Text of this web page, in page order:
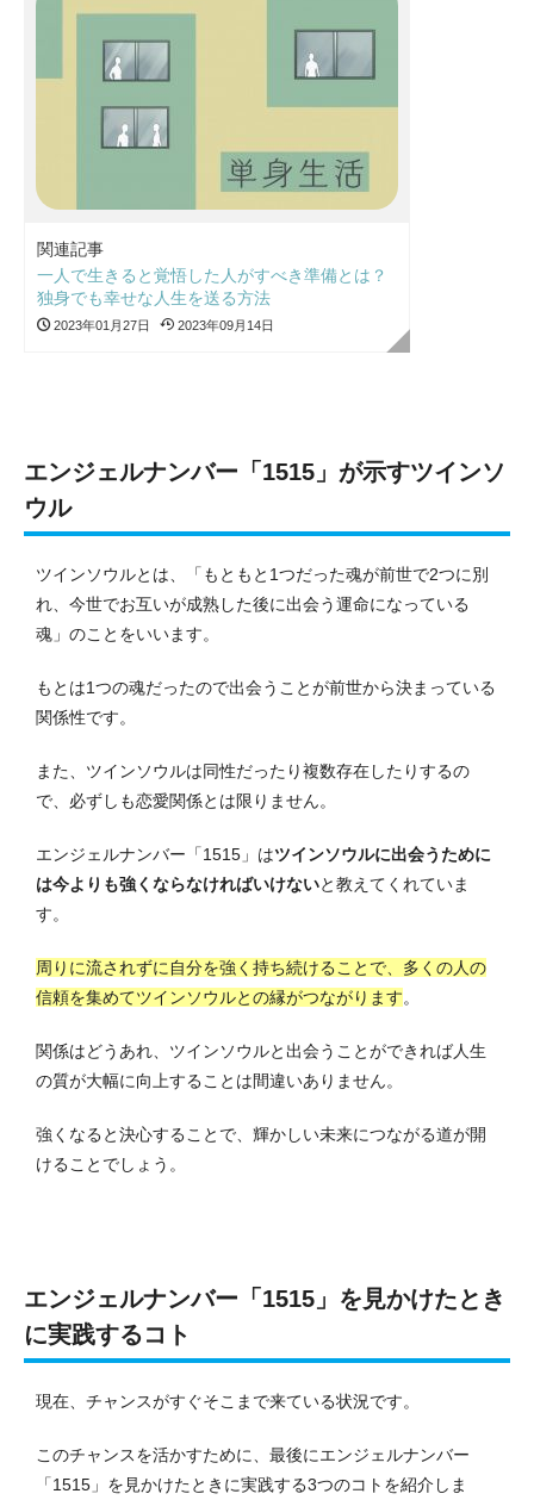
関連記事
一人で生きると覚悟した人がすべき準備とは？
独身でも幸せな人生を送る方法
2023年01月27日 2023年09月14日
エンジェルナンバー「1515」が示すツインソ
ウル
ツインソウルとは、「もともと1つだった魂が前世で2つに別
れ、今世でお互いが成熟した後に出会う運命になっている
魂」のことをいいます。
もとは1つの魂だったので出会うことが前世から決まっている
関係性です。
また、ツインソウルは同性だったり複数存在したりするの
で、必ずしも恋愛関係とは限りません。
エンジェルナンバー「1515」はツインソウルに出会うために
は今よりも強くならなければいけないと教えてくれていま
す。
周りに流されずに自分を強く持ち続けることで、多くの人の
信頼を集めてツインソウルとの縁がつながります。
関係はどうあれ、ツインソウルと出会うことができれば人生
の質が大幅に向上することは間違いありません。
強くなると決心することで、輝かしい未来につながる道が開
けることでしょう。
エンジェルナンバー「1515」を見かけたとき
に実践するコト
現在、チャンスがすぐそこまで来ている状況です。
このチャンスを活かすために、最後にエンジェルナンバー
「1515」を見かけたときに実践する3つのコトを紹介しま